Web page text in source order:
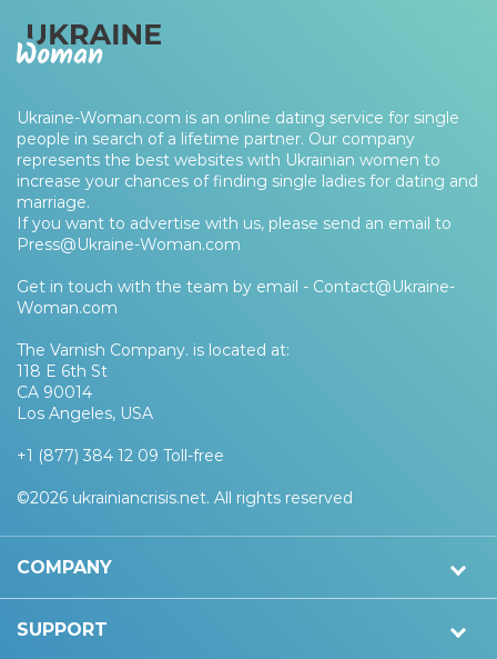
Ukraine-Woman.com is an online dating service for single
people in search of a lifetime partner. Our company
represents the best websites with Ukrainian women to
increase your chances of finding single ladies for dating and
marriage.
If you want to advertise with us, please send an email to
Press@Ukraine-Woman.com
Get in touch with the team by email - Contact@Ukraine-
Woman.com
The Varnish Company. is located at:
118 E 6th St
CA 90014
Los Angeles, USA
+1 (877) 384 12 09 Toll-free
©2026 ukrainiancrisis.net. All rights reserved
COMPANY
SUPPORT